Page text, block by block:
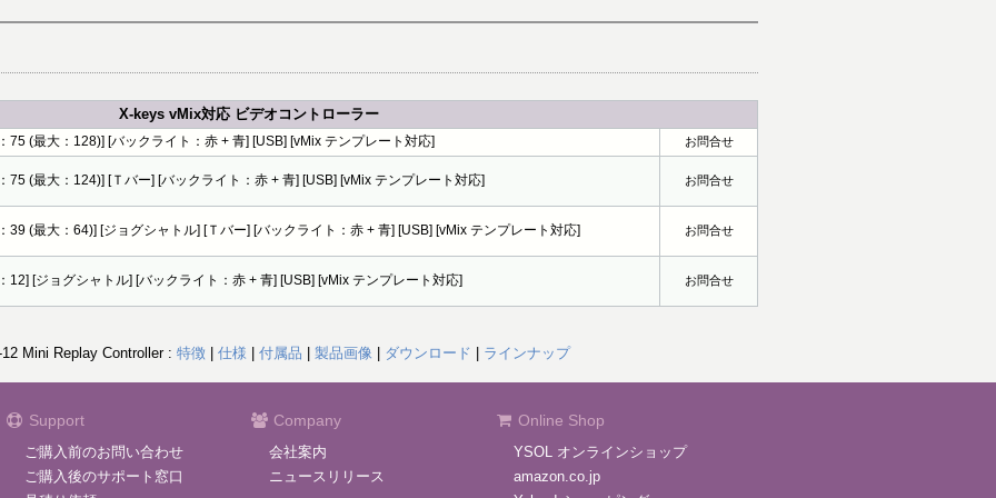
X-keys vMix対応 ビデオコントローラー
75 (最大：128)] [バックライト：赤 + 青] [USB] [vMix テンプレート対応] お問合せ
75 (最大：124)] [Ｔバー] [バックライト：赤 + 青] [USB] [vMix テンプレート対応] お問合せ
39 (最大：64)] [ジョグシャトル] [Ｔバー] [バックライト：赤 + 青] [USB] [vMix テンプレート対応] お問合せ
12] [ジョグシャトル] [バックライト：赤 + 青] [USB] [vMix テンプレート対応] お問合せ
Mini Replay Controller : 特徴 仕様 付属品 製品画像 ダウンロード ラインナップ
Support
ご購入前のお問い合わせ
ご購入後のサポート窓口
Company
会社案内
ニュースリリース
Online Shop
YSOL オンラインショップ
amazon.co.jp